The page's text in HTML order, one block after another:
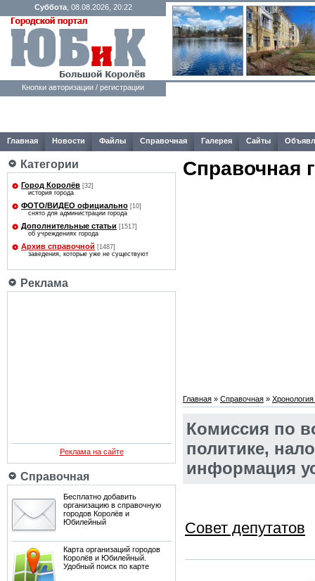
Суббота, 08.08.2026, 20:22
Кнопки авторизации / регистрации
Главная Новости Файлы Справочная Галерея Сайты
Категории
Город Королёв [32]
история города
ФОТО/ВИДЕО официально [10]
снято для администрации города
Дополнительные статьи [1517]
об учреждениях города
Архив справочной [1487]
заведения, которые уже не существуют
Реклама
Реклама на сайте
Справочная
Бесплатно добавить
организацию в справочную
городов Королёв и
Юбилейный
Карта организаций городов
Королёв и Юбилейный.
Удобный поиск по карте
Справочная
Главная » Справочная »
Комиссия по
политике,
информация
Совет депутатов